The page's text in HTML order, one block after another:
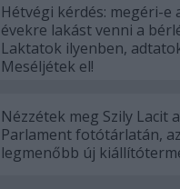
Hétvégi kérdés: megéri-e
évekre lakást venni a
Laktatok ilyenben,
Meséljétek el!
Nézzétek meg Szily Lacit
Parlament fotótárlatán,
legmenőbb új